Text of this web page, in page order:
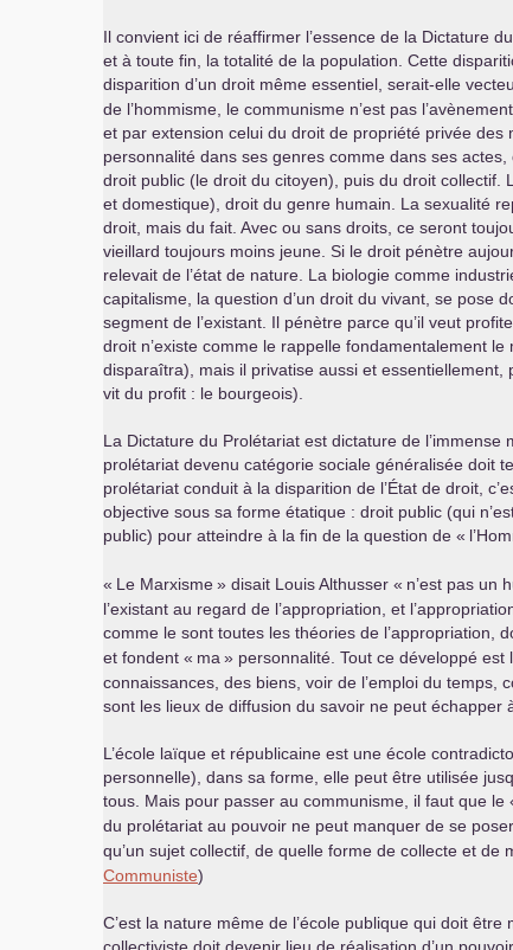
Il convient ici de réaffirmer l’essence de la Dictature
et à toute fin, la totalité de la population. Cette
disparition d’un droit même essentiel, serait-elle
de l’hommisme, le communisme n’est pas
et par extension celui du droit de propriété privée des
personnalité dans ses genres comme dans ses
droit public (le droit du citoyen), puis du droit collectif.
et domestique), droit du genre humain. La sexualité
droit, mais du fait. Avec ou sans droits, ce seront
vieillard toujours moins jeune. Si le droit pénètre
relevait de l’état de nature. La biologie comme
capitalisme, la question d’un droit du vivant, se pose
segment de l’existant. Il pénètre parce qu’il veut
droit n’existe comme le rappelle fondamentalement
disparaîtra), mais il privatise aussi et
vit du profit : le bourgeois).
La Dictature du Prolétariat est dictature de
prolétariat devenu catégorie sociale généralisée doit
prolétariat conduit à la disparition de l’État de droit,
objective sous sa forme étatique : droit public (qui
public) pour atteindre à la fin de la question de «
« Le Marxisme» disait Louis Althusser « n’est pas un
l’existant au regard de l’appropriation, et
comme le sont toutes les théories de l’appropriation,
et fondent « ma » personnalité. Tout ce développé
connaissances, des biens, voir de l’emploi du temps,
sont les lieux de diffusion du savoir ne peut échapper
L’école laïque et républicaine est une école
personnelle), dans sa forme, elle peut être utilisée
tous. Mais pour passer au communisme, il faut que le
du prolétariat au pouvoir ne peut manquer de se
qu’un sujet collectif, de quelle forme de collecte et
Communiste)
C’est la nature même de l’école publique qui doit